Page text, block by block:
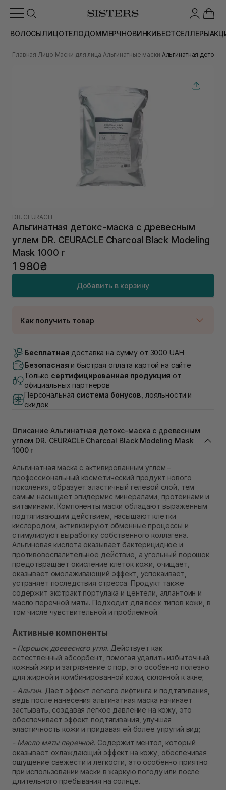
ВОЛОСЫЛИЦОТЕЛОДОММЕРЧНОВИНКИБЕСТСЕЛЛЕРЫ
Главная Лицо Маски для лица Альгинатные маски Альгинатная
DR. CEURACLE
Альгинатная детокс-маска с древесным
углем DR. CEURACLE Charcoal Black Modeling
Mask 1000 г
1 980₴
Добавить в корзину
Как получить товар
Нет в наличии!
Самовывоз г. Луцк, Винниченка 4
Самовывоз г. Львов, ул. Академика Подстригача,
1В (Duck's Lake)
Нет в наличии!
Самовывоз Львов (Ивана Франко 36)
Самовывоз г. Львов ул. Степана Бандеры 43
В наличии
Самовывоз Ровно
Самовывоз г. Ровно, ул. Кулика и Гудачека 23 (ТЦ
Экватор)
Нет в наличии!
Бесплатная доставка на сумму от 3000 UAH
Безопасная и быстрая оплата картой на сайте
Только сертифицированная продукция от
официальных партнеров
Персональная система бонусов , лояльности и
скидок
Описание Альгинатная детокс-маска с древесным
углем DR. CEURACLE Charcoal Black Modeling Mask
1000 г
Альгинатная маска с активированным углем –
профессиональный косметический продукт нового
поколения, образует эластичный гелевой слой, тем
самым насыщает эпидермис минералами, протеинами и
витаминами. Компоненты маски обладают выраженным
подтягивающим действием, насыщают клетки
кислородом, активизируют обменные процессы и
стимулируют выработку собственного коллагена.
Альгиновая кислота оказывает бактерицидное и
противовоспалительное действие, а угольный порошок
предотвращает окисление клеток кожи, очищает,
оказывает омолаживающий эффект, успокаивает,
устраняет последствия стресса. Продукт также
содержит экстракт портулака и центели, аллантоин и
масло перечной мяты. Подходит для всех типов кожи, в
том числе чувствительной и проблемной.
Активные компоненты
- Порошок древесного угля. Действует как
естественный абсорбент, помогая удалить избыточный
кожный жир и загрязнение с пор, это особенно полезно
для жирной и комбинированной кожи, склонной к акне;
- Альгин. Дает эффект легкого лифтинга и подтягивания,
ведь после нанесения альгинатная маска начинает
застывать, создавая легкое давление на кожу, это
обеспечивает эффект подтягивания, улучшая
эластичность кожи и придавая ей более упругий вид;
- Масло мяты перечной. Содержит ментол, который
оказывает охлаждающий эффект на кожу, обеспечивая
ощущение свежести и легкости, это особенно приятно
при использовании маски в жаркую погоду или после
длительного пребывания на солнце.